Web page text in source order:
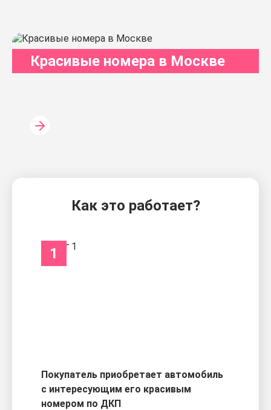
Красивые номера в Москве
Как это работает?
1
Покупатель приобретает автомобиль
с интересующим его красивым
номером по ДКП